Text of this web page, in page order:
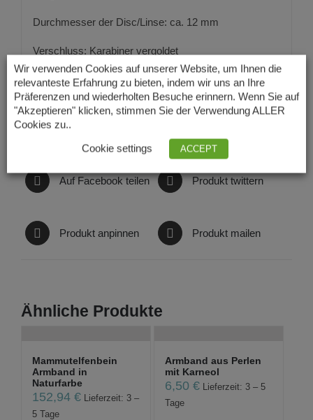
Durchmesser der Disc/Linse: ca. 12 mm
Verschluss: Karabiner vergoldet
Auf Facebook teilen Produkt twittern
Produkt anpinnen Produkt mailen
Ähnliche Produkte
Mammutelfenbein
Armband in
Naturfarbe
152,94 €
Lieferzeit: 3 –
5 Tage
Armband aus Perlen
mit Karneol
6,50€
Lieferzeit: 3 – 5
Tage
Wir verwenden Cookies auf unserer Website, um Ihnen die
relevanteste Erfahrung zu bieten, indem wir uns an Ihre
Präferenzen und wiederholten Besuche erinnern. Wenn Sie auf
"Akzeptieren" klicken, stimmen Sie der Verwendung ALLER
Cookies zu..
Cookie settings ACCEPT